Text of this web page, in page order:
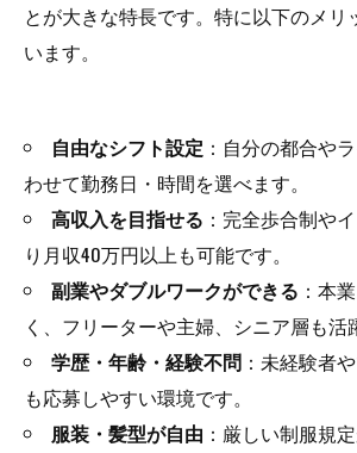
とが大きな特長です。特に以下のメリ
います。
自由なシフト設定 ：自分の都合や
わせて勤務日・時間を選べます。
高収入を目指せる ：完全歩合制や
り月収40万円以上も可能です。
副業やダブルワークができる ：本
く、フリーターや主婦、シニア層も活
学歴・年齢・経験不問：未経験者
も応募しやすい環境です。
服装・髪型が自由 ：厳しい制服規